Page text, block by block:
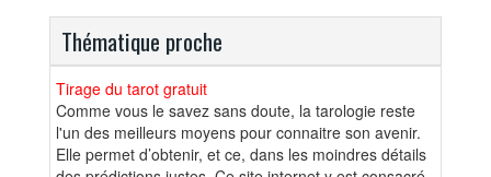
Thématique proche
Tirage du tarot gratuit
Comme vous le savez sans doute, la tarologie reste
l'un des meilleurs moyens pour connaitre son avenir.
Elle permet d’obtenir, et ce, dans les moindres détails